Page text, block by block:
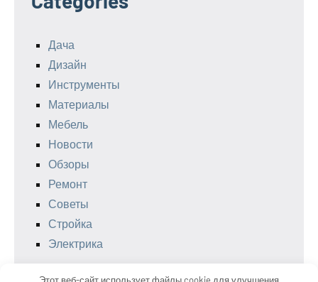
Дача
Дизайн
Инструменты
Материалы
Мебель
Новости
Обзоры
Ремонт
Советы
Стройка
Электрика